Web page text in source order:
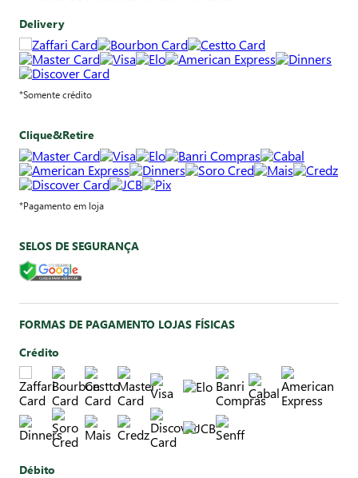
Delivery
*Somente crédito
Clique&Retire
*Pagamento em loja
SELOS DE SEGURANÇA
FORMAS DE PAGAMENTO LOJAS FÍSICAS
Crédito
Débito